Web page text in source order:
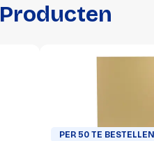
gram
millimeter
PER 50 TE